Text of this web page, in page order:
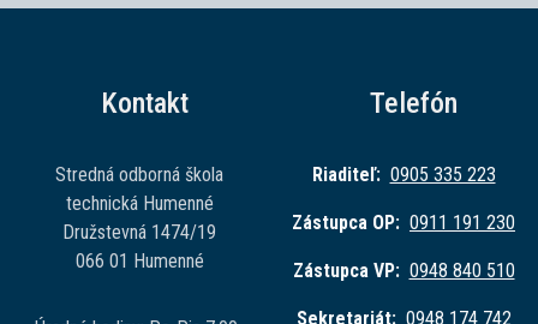
Kontakt
Stredná odborná škola
technická Humenné
Družstevná 1474/19
066 01 Humenné
Telefón
Riaditeľ: 0905 335 223
Zástupca OP: 0911 191 230
Zástupca VP: 0948 840 510
Sekretariát: 0948 174 742